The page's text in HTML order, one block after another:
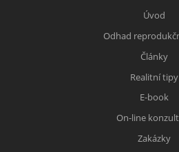
Úvod
Odhad
Články
Realitní tipy
E-book
On-line
Zakázky